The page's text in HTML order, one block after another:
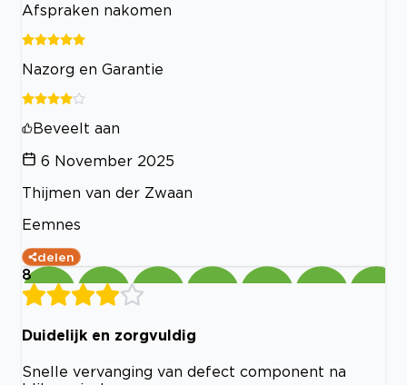
Afspraken nakomen
Nazorg en Garantie
Beveelt aan
6 November 2025
Thijmen van der Zwaan
Eemnes
delen
8
Duidelijk en zorgvuldig
Snelle vervanging van defect component na